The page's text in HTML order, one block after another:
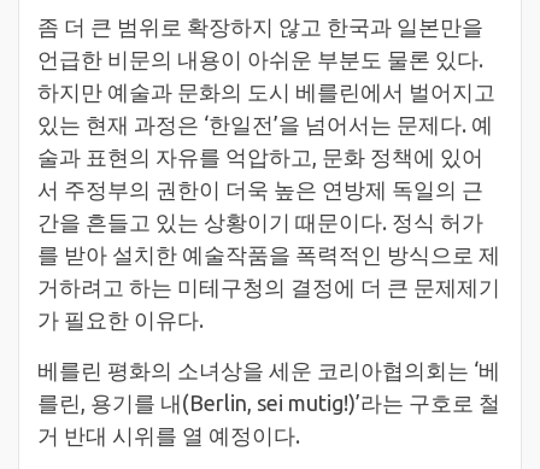
좀 더 큰 범위로 확장하지 않고 한국과 일본만을
언급한 비문의 내용이 아쉬운 부분도 물론 있다.
하지만 예술과 문화의 도시 베를린에서 벌어지고
있는 현재 과정은 ‘한일전’을 넘어서는 문제다. 예
술과 표현의 자유를 억압하고, 문화 정책에 있어
서 주정부의 권한이 더욱 높은 연방제 독일의 근
간을 흔들고 있는 상황이기 때문이다. 정식 허가
를 받아 설치한 예술작품을 폭력적인 방식으로 제
거하려고 하는 미테구청의 결정에 더 큰 문제제기
가 필요한 이유다.
베를린 평화의 소녀상을 세운 코리아협의회는 ‘베
를린, 용기를 내(Berlin, sei mutig!)’라는 구호로 철
거 반대 시위를 열 예정이다.